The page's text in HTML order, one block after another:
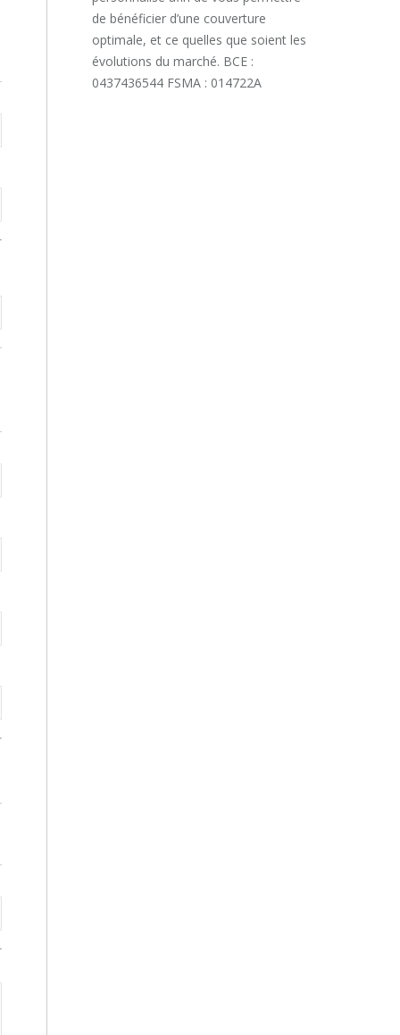
de bénéficier d’une couverture
optimale, et ce quelles que soient les
évolutions du marché. BCE :
0437436544 FSMA : 014722A